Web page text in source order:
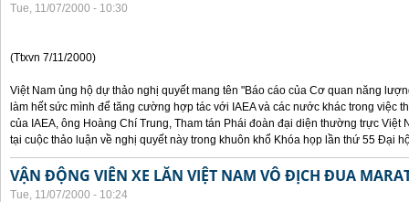
Tue, 11/07/2000 - 10:30
(Ttxvn 7/11/2000)
Việt Nam ủng hộ dự thảo nghị quyết mang tên "Báo cáo của Cơ quan năng
làm hết sức mình để tăng cường hợp tác với IAEA và các nước khác trong việc
của IAEA, ông Hoàng Chí Trung, Tham tán Phái đoàn đại diện thường trực Việt
tại cuộc thảo luận về nghị quyết này trong khuôn khổ Khóa họp lần thứ 55 Đại
VẬN ĐỘNG VIÊN XE LĂN VIỆT NAM VÔ ĐỊCH ĐUA
Tue, 11/07/2000 - 10:24